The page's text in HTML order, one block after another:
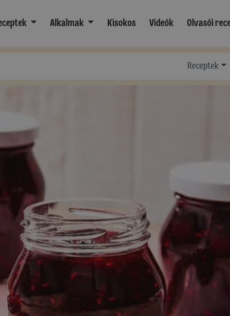
Alkalmak Kisokos Videók Olvasói
Receptek